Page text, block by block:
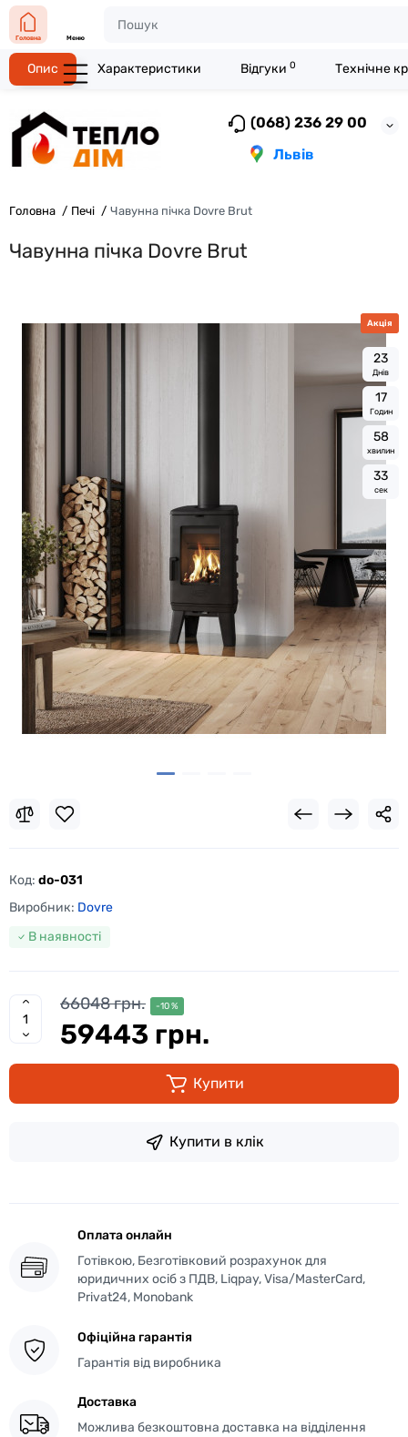
(068) 236 29 00
Львів
Головна Меню
Головна Печі Чавунна пічка Dovre Brut
Чавунна пічка Dovre Brut
Акція
23
Днів
17
Годин
58
хвилин
32
сек
Код: do-031
Виробник: Dovre
В наявності
66048 грн. -10 %
59443 грн.
Купити
Купити в клік
Оплата онлайн
Готівкою, Безготівковий розрахунок для
юридичних осіб з ПДВ, Liqpay, Visa/MasterCard,
Privat24, Monobank
Офіційна гарантія
Гарантія від виробника
Доставка
Можлива безкоштовна доставка на відділення
Опис Характеристики Відгуки 0 Технічне